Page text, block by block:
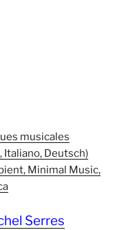
musicales
Italiano, Deutsch)
Minimal Music,
Serres